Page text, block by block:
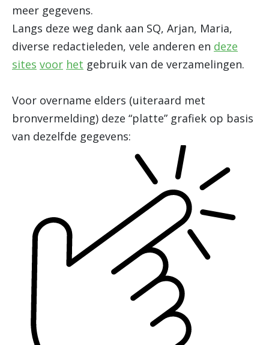
meer gegevens.
Langs deze weg dank aan SQ, Arjan, Maria,
diverse redactieleden, vele anderen en deze
sites voor het gebruik van de verzamelingen.
Voor overname elders (uiteraard met
bronvermelding) deze “platte” grafiek op basis
van dezelfde gegevens: